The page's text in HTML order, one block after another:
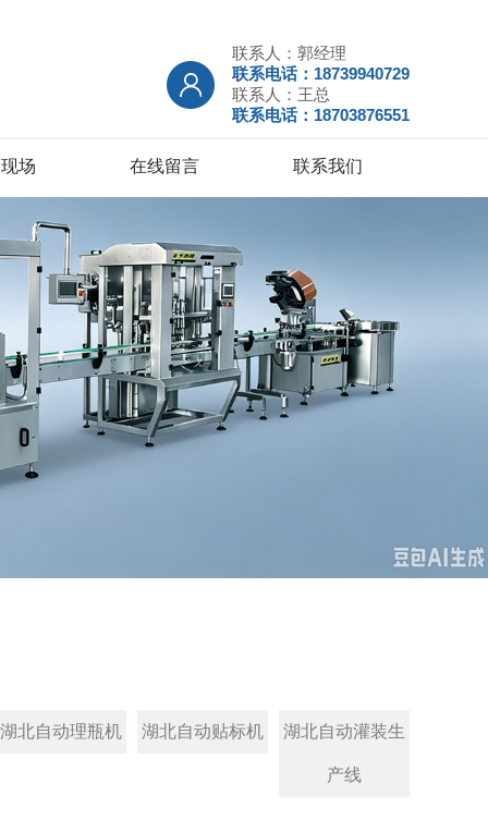
联系人：郭经理
联系电话：18739940729
联系人：王总
联系电话：18703876551
场 在线留言 联系我们
湖北自动理瓶机 湖北自动贴标机 湖北自动灌装生
产线